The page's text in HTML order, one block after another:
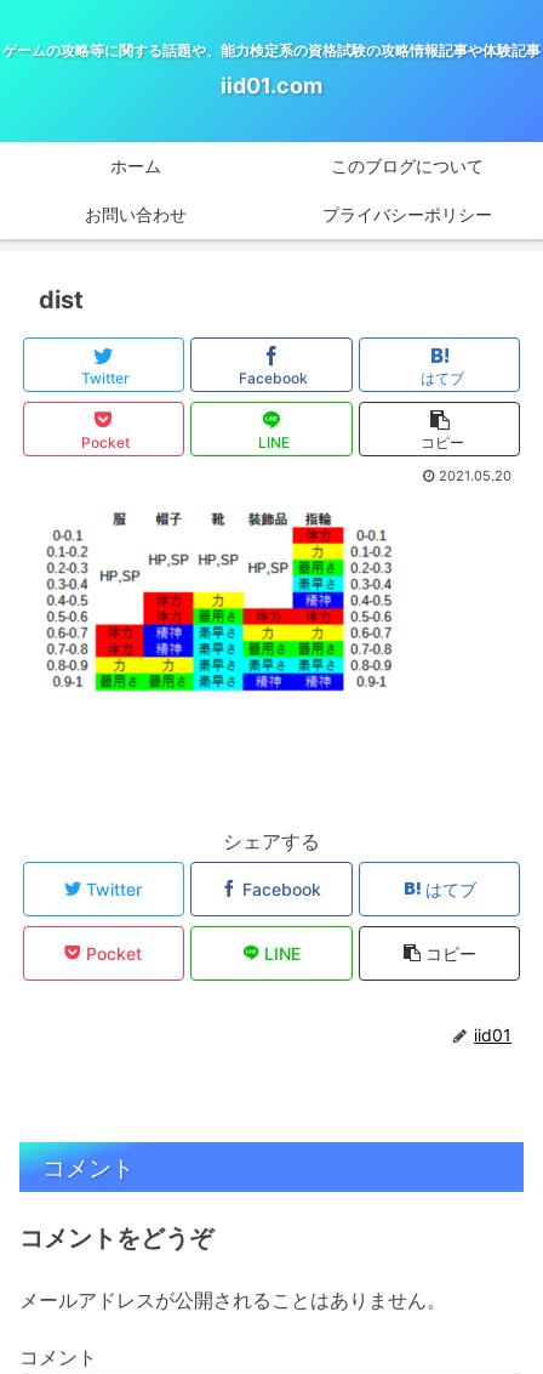
ゲームの攻略等に関する話題や、能力検定系の資格試験の攻略情報記事や体験記事
iid01.com
ホーム このブログについて
お問い合わせ プライバシーポリシー
dist
Twitter Facebook はてブ
Pocket LINE コピー
2021.05.20
シェアする
Twitter Facebook はてブ
Pocket LINE コピー
iid01
コメント
コメントをどうぞ
メールアドレスが公開されることはありません。
コメント